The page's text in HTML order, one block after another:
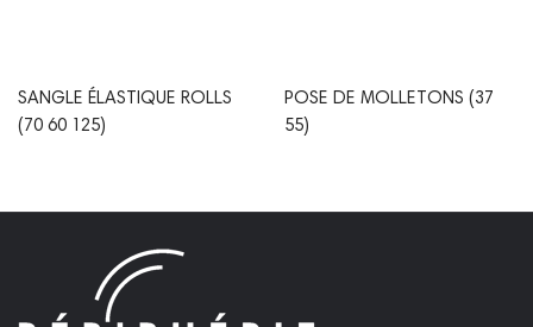
SANGLE ÉLASTIQUE ROLLS
(70 60 125)
POSE DE MOLLETONS (37
55)